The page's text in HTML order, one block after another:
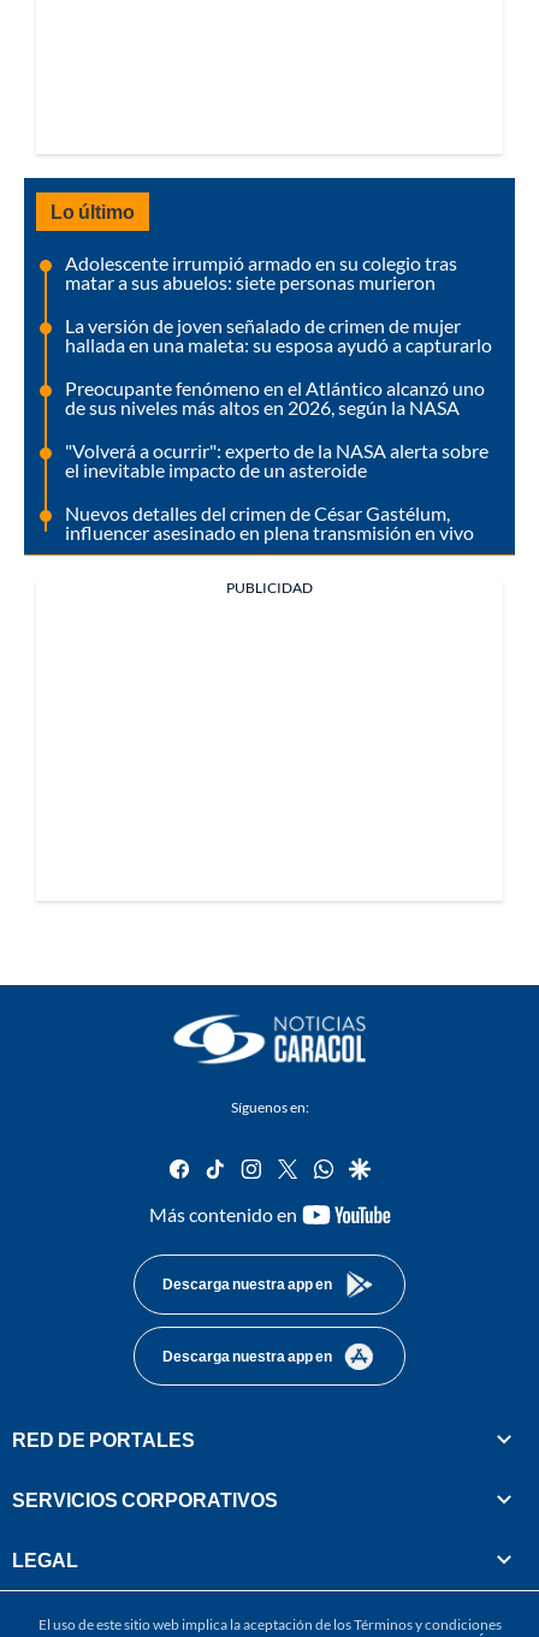
Lo último
Adolescente irrumpió armado en su colegio tras
matar a sus abuelos: siete personas murieron
La versión de joven señalado de crimen de mujer
hallada en una maleta: su esposa ayudó a capturarlo
Preocupante fenómeno en el Atlántico alcanzó uno
de sus niveles más altos en 2026, según la NASA
"Volverá a ocurrir": experto de la NASA alerta sobre
el inevitable impacto de un asteroide
Nuevos detalles del crimen de César Gastélum,
influencer asesinado en plena transmisión en vivo
PUBLICIDAD
Síguenos en:
facebook
tiktok instagram
twitterwhatsapp
google
Más contenido en
youtube-
Descarga nuestra app en
Descarga nuestra app en
RED DE PORTALES
SERVICIOS CORPORATIVOS
LEGAL
El uso de este sitio web implica la aceptación de losTérminos y condiciones